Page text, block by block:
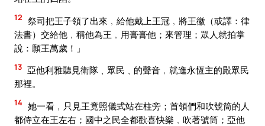
12 祭司把王子領了出來﹐給他戴上王冠﹐將王徽（或譯：律
法書）交給他﹐稱他為王﹐用膏膏他；來管理；眾人就拍掌
說：願王萬歲！」
13 亞他利雅聽見衛隊﹑眾民﹑的聲音﹐就進永恆主的殿眾民
那裡。
14 她一看﹐只見王竟照儀式站在柱旁；首領們和吹號筒的人
都侍立在王左右；國中之民全都歡喜快樂﹐吹著號筒；亞他